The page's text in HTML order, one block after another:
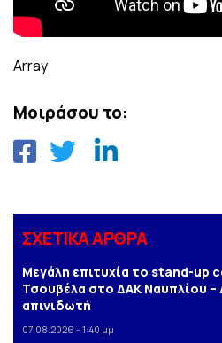
Array
Μοιράσου το:
ΣΧΕΤΙΚΑ ΑΡΘΡΑ
Μεγάλη επιτυχία το stand-up
Τσουβέλα στο ΔΑΚ Ναυπλίου –
απινιδωτή
07.08.2026 - 1:40 μμ